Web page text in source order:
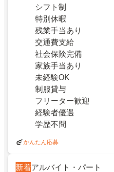
シフト制
特別休暇
残業手当あり
交通費支給
社会保険完備
家族手当あり
未経験OK
制服貸与
フリーター歓迎
経験者優遇
学歴不問
かんたん応募
新着アルバイト・パート